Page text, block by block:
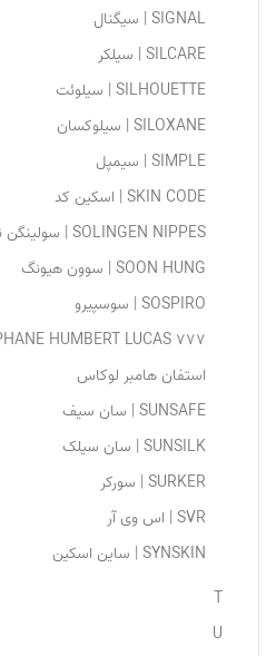
SIGNAL | سیگنال
SILCARE | سیلکر
SILHOUETTE | سیلوئت
SILOXANE | سیلوکسان
SIMPLE | سیمپل
SKIN CODE | اسکین کد
SOLINGEN NIPPES | سولینگن نیپز
SOON HUNG | سوون هیونگ
SOSPIRO | سوسپیرو
استفان هامبر لوکاس
SUNSAFE | سان سیف
SUNSILK | سان سیلک
SURKER | سورکر
SVR | اس وی آر
SYNSKIN | ساین اسکین
T
U